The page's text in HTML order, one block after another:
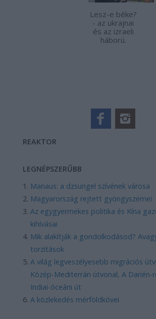
Lesz-e béke?
- az ukrajnai
és az izraeli
háború.
REAKTOR
LEGNÉPSZERŰBB
Manaus: a dzsungel szívének városa
Magyarország rejtett gyöngyszemei
Az egygyermekes politika és Kína
kihívásai
Mik alakítják a gondolkodásod?
torzítások
A világ legveszélyesebb migrációs
Közép-Mediterrán útvonal, A Darién-
Indiai-óceáni út
A közlekedés mérföldkövei